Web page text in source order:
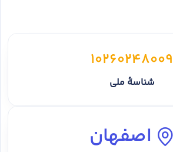
10260248009
شناسهٔ ملی
اصفهان